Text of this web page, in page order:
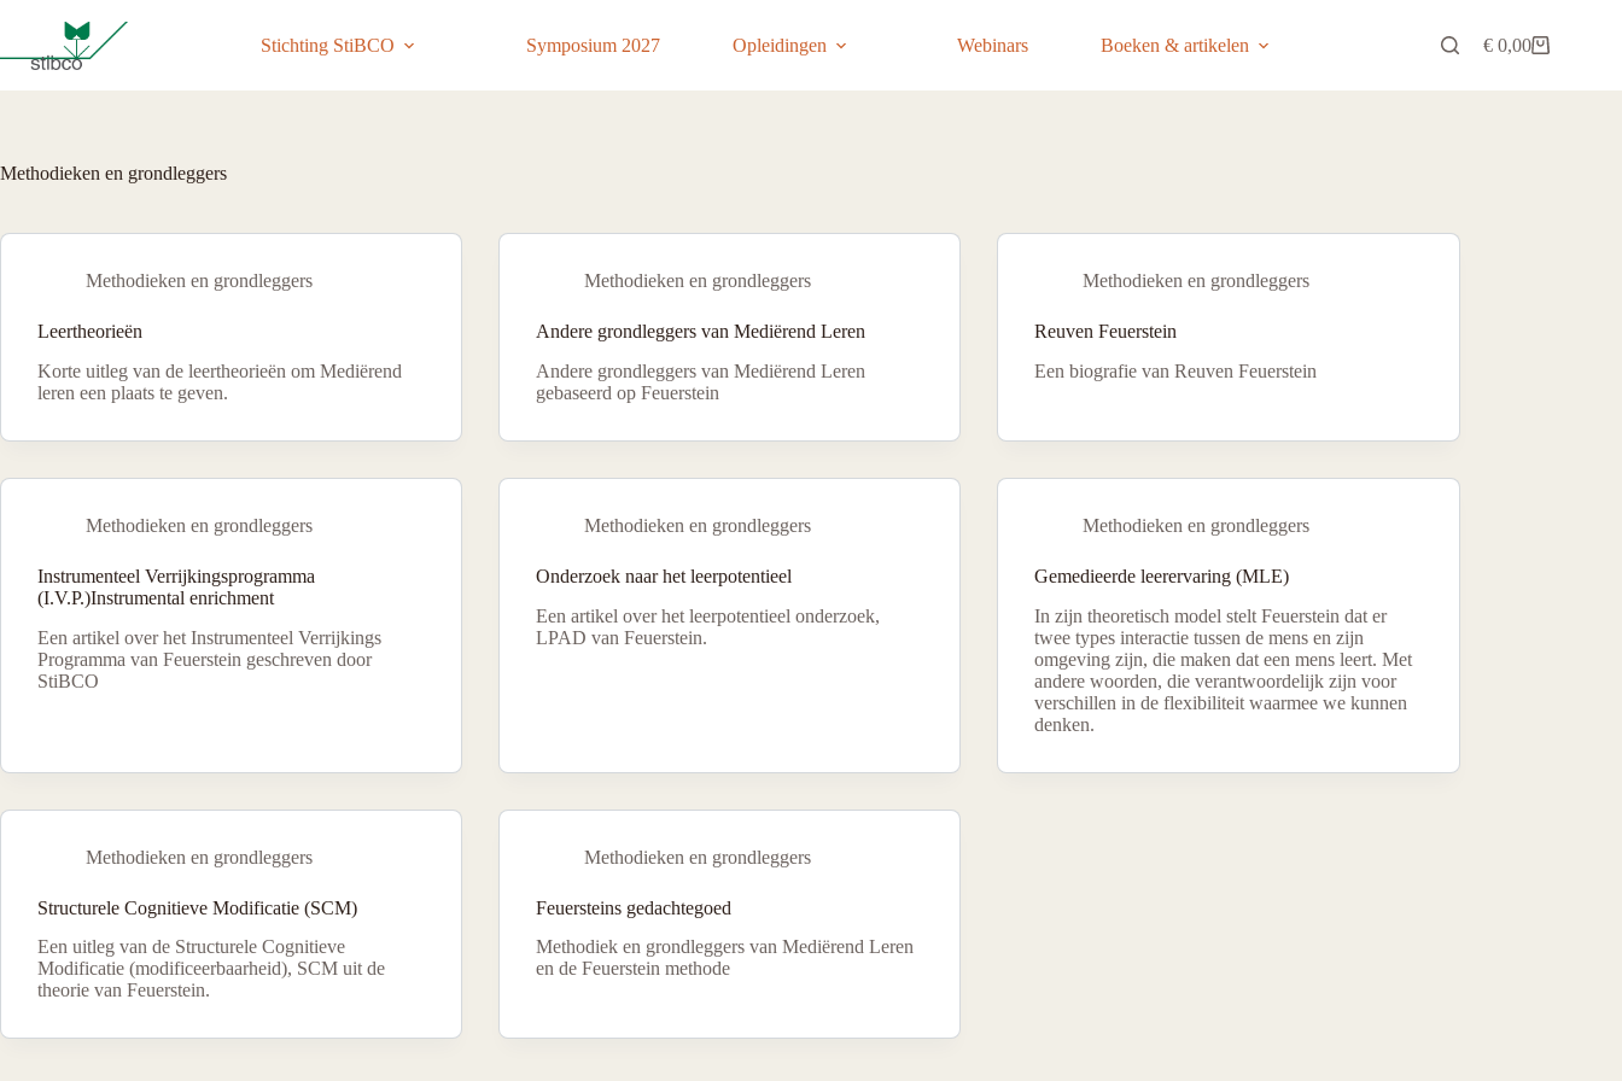
de
inhoud
Stichting StiBCO Symposium 2027 Opleidingen Webinars Boeken & artikelen Winkelwagen
€ 0,00
Methodieken en grondleggers
Methodieken en grondleggers
Leertheorieën
Korte uitleg van de leertheorieën om Mediërend
leren een plaats te geven.
Methodieken en grondleggers
Andere grondleggers van Mediërend Leren
Andere grondleggers van Mediërend Leren
gebaseerd op Feuerstein
Methodieken en grondleggers
Reuven Feuerstein
Een biografie van Reuven Feuerstein
Methodieken en grondleggers
Instrumenteel Verrijkingsprogramma
(I.V.P.)Instrumental enrichment
Een artikel over het Instrumenteel Verrijkings
Programma van Feuerstein geschreven door
StiBCO
Methodieken en grondleggers
Onderzoek naar het leerpotentieel
Een artikel over het leerpotentieel onderzoek,
LPAD van Feuerstein.
Methodieken en grondleggers
Gemedieerde leerervaring (MLE)
In zijn theoretisch model stelt Feuerstein dat er
twee types interactie tussen de mens en zijn
omgeving zijn, die maken dat een mens leert. Met
andere woorden, die verantwoordelijk zijn voor
verschillen in de flexibiliteit waarmee we kunnen
denken.
Methodieken en grondleggers
Structurele Cognitieve Modificatie (SCM)
Een uitleg van de Structurele Cognitieve
Modificatie (modificeerbaarheid), SCM uit de
theorie van Feuerstein.
Methodieken en grondleggers
Feuersteins gedachtegoed
Methodiek en grondleggers van Mediërend Leren
en de Feuerstein methode